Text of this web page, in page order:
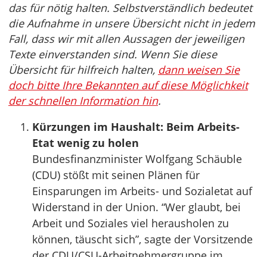
das für nötig halten. Selbstverständlich bedeutet
die Aufnahme in unsere Übersicht nicht in jedem
Fall, dass wir mit allen Aussagen der jeweiligen
Texte einverstanden sind. Wenn Sie diese
Übersicht für hilfreich halten, dann weisen Sie
doch bitte Ihre Bekannten auf diese Möglichkeit
der schnellen Information hin.
Kürzungen im Haushalt: Beim Arbeits-
Etat wenig zu holen
Bundesfinanzminister Wolfgang Schäuble
(CDU) stößt mit seinen Plänen für
Einsparungen im Arbeits- und Sozialetat auf
Widerstand in der Union. “Wer glaubt, bei
Arbeit und Soziales viel herausholen zu
können, täuscht sich”, sagte der Vorsitzende